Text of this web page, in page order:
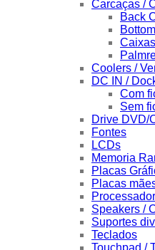
Carcaças /
Back
Coolers /
DC IN /
Com
Sem
Drive DVD/
Fontes
LCDs
Memoria
Placas
Placas
Speakers /
Suportes
Teclados
Touchpad /